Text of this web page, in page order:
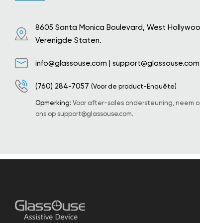
8605 Santa Monica Boulevard, West
Verenigde Staten.
info@glassouse.com | support@glassouse.com
(760) 284-7057 (Voor de product-Enquête)
Opmerking: Voor after-sales ondersteuning, neem
ons op support@glassouse.com.